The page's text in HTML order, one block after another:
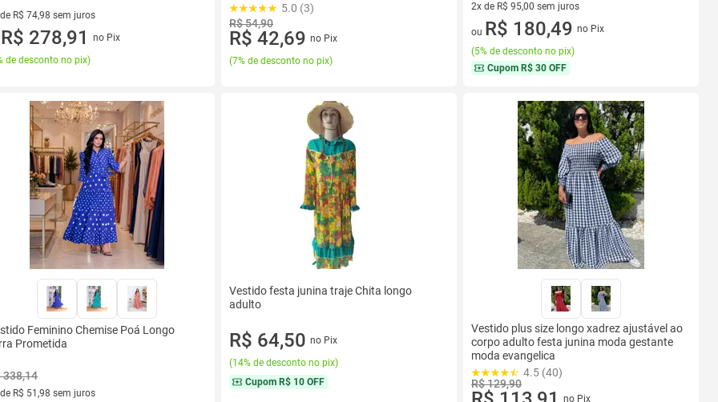
R$ 74,98 sem juros
de R$ 74,98 sem juros
R$ 278,91
no Pix
de desconto no pix)
5.0 (3)
R$ 54,90
R$ 42,69 no Pix
(7% de desconto no pix)
2x de R$ 95,00 sem juros
2 vez de R$ 95,00 sem juros
ou R$ 180,49 no Pix
(5% de desconto no pix)
Cupom R$ 30 OFF
Feminino Chemise Poá Longo
Prometida
338,14
R$ 51,98 sem juros
Vestido festa junina traje Chita longo
adulto
R$ 64,50 no Pix
(14% de desconto no pix)
Cupom R$ 10 OFF
Vestido plus size longo xadrez ajustável ao
corpo adulto festa junina moda gestante
moda evangelica
4.5 (40)
R$ 129,90
no Pix